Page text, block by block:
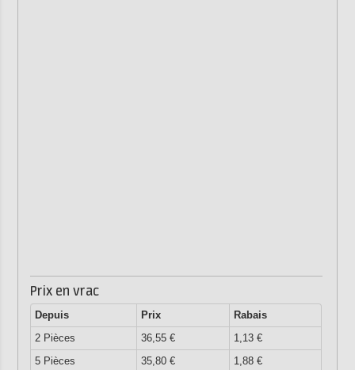
Prix en vrac
Depuis Prix
Rabais
2 Pièces
36,55 €
1,13 €
5 Pièces
35,80 € 1,88 €